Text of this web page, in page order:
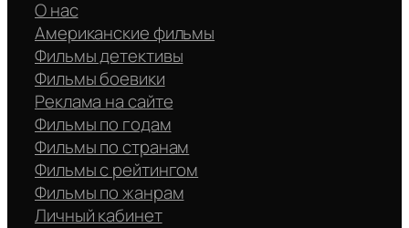
О нас
Американские фильмы
Фильмы детективы
Фильмы боевики
Реклама на сайте
Фильмы по годам
Фильмы по странам
Фильмы с рейтингом
Фильмы по жанрам
Личный кабинет